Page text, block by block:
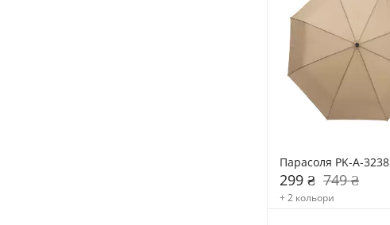
Парасоля PK-A-3238
299 ₴ 749 ₴
+ 2 кольори